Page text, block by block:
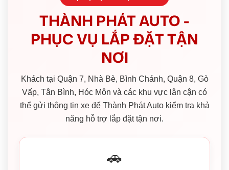
THÀNH PHÁT AUTO -
PHỤC VỤ LẮP ĐẶT TẬN
NƠI
Khách tại Quận 7, Nhà Bè, Bình Chánh, Quận 8, Gò
Vấp, Tân Bình, Hóc Môn và các khu vực lân cận có
thể gửi thông tin xe để Thành Phát Auto kiểm tra khả
năng hỗ trợ lắp đặt tận nơi.
🚗